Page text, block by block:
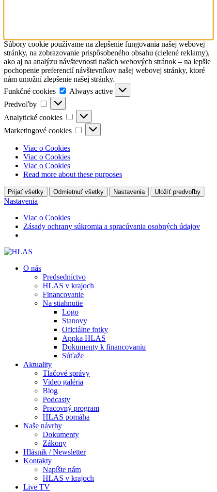
Súbory cookie používame na zlepšenie fungovania našej webovej
stránky, na zobrazovanie prispôsobeného obsahu (cielené reklamy),
ako aj na analýzu návštevnosti našich webových stránok – na lepšie
pochopenie preferencií návštevníkov našej webovej stránky, ktoré
nám umožní zlepšenie našej stránky.
Funkčné cookies
Funkčné
cookies
Always active
Predvoľby
Predvoľby
Analytické cookies
Analytické
cookies
Marketingové cookies
Marketingové
cookies
Viac o Cookies
Viac o Cookies
Viac o Cookies
Read more about these purposes
Prijať všetky Odmietnuť všetky Nastavenia Uložiť predvoľby
Nastavenia
Viac o Cookies
Zásady ochrany súkromia a spracúvania osobných údajov
O nás
Predsedníctvo
HLAS v krajoch
Financovanie
Na stiahnutie
Logo
Stanovy
Oficiálne fotky
Appka HLAS
Dokumenty k financovaniu
Súťaže
Aktuality
Tlačové správy
Video galéria
Blog
Podcasty
Pracovný program
HLAS pomáha
Naše návrhy
Dokumenty
Zákony
Hlásnik / Newsletter
Kontakty
Napíšte nám
HLAS v krajoch
Live TV